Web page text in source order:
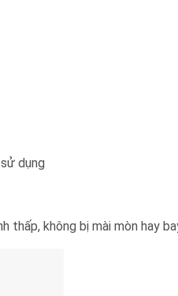
dụng
không bị mài mòn hay